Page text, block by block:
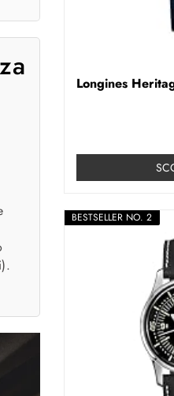
Longines
BESTSELLER NO. 2